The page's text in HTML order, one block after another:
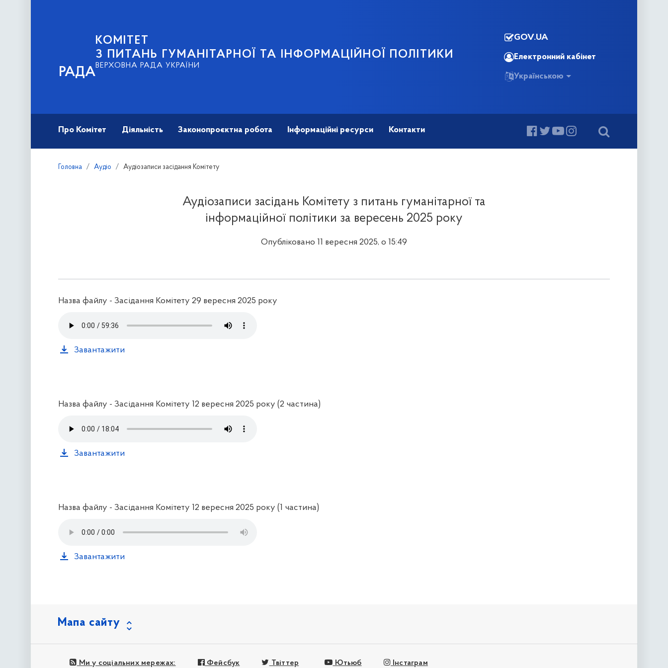
РАДА
КОМІТЕТ
З ПИТАНЬ ГУМАНІТАРНОЇ ТА ІНФОРМАЦІЙНОЇ ПОЛІТИКИ
ВЕРХОВНА РАДА УКРАЇНИ
GOV.UA
Електронний кабінет
Українською
Про Комітет Діяльність Законопроєктна робота Інформаційні ресурси Контакти
Головна Аудіо Аудіозаписи засідання Комітету
Аудіозаписи засідань Комітету з питань гуманітарної та
інформаційної політики за вересень 2025 року
Опубліковано 11 вересня 2025, о 15:49
Назва файлу - Засідання Комітету 29 вересня 2025 року
Завантажити
Назва файлу - Засідання Комітету 12 вересня 2025 року (2 частина)
Завантажити
Назва файлу - Засідання Комітету 12 вересня 2025 року (1 частина)
Завантажити
Мапа сайту
Ми у соціальних мережах: Фейсбук Твіттер Ютьюб Інстаграм